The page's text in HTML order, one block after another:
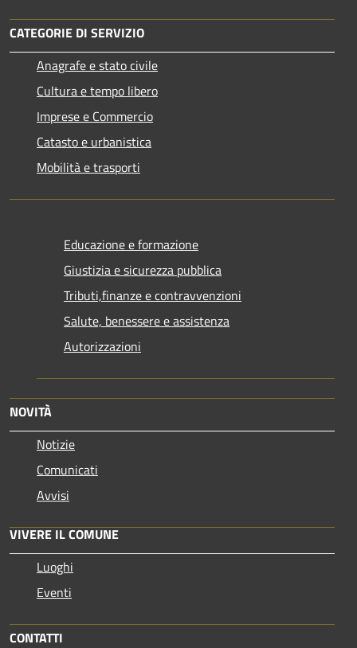
CATEGORIE DI SERVIZIO
Anagrafe e stato civile
Cultura e tempo libero
Imprese e Commercio
Catasto e urbanistica
Mobilità e trasporti
Educazione e formazione
Giustizia e sicurezza pubblica
Tributi,finanze e contravvenzioni
Salute, benessere e assistenza
Autorizzazioni
NOVITÀ
Notizie
Comunicati
Avvisi
VIVERE IL COMUNE
Luoghi
Eventi
CONTATTI